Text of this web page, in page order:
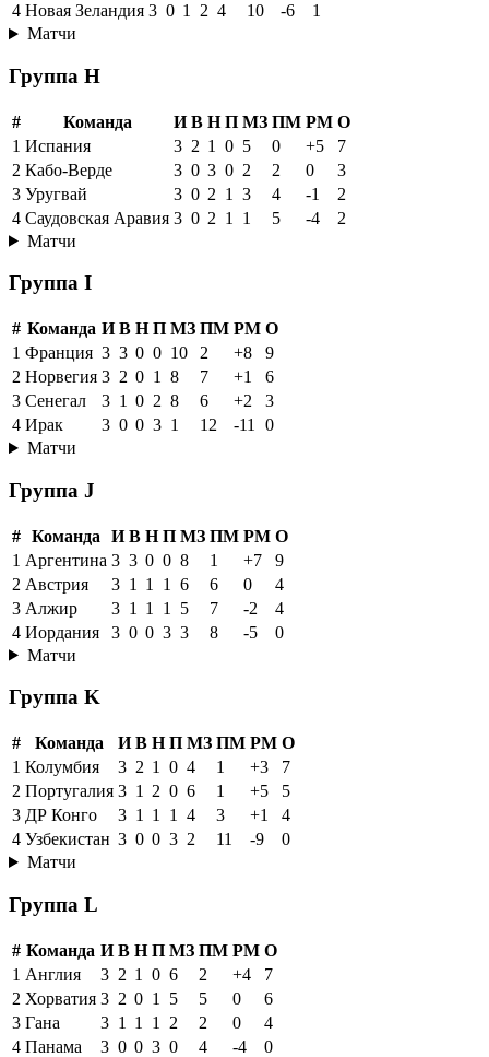
4 Новая Зеландия 3 0 1 2 4 10 -6
1
Матчи
Группа H
# Команда И В Н П МЗ ПМ РМ О
1 Испания 3 2 1 0 5 0 +5
7
2 Кабо-Верде 3 0 3 0 2 2 0
3
3 Уругвай 3 0 2 1 3 4 -1
2
4 Саудовская Аравия 3 0 2 1 1 5 -4
2
Матчи
Группа I
# Команда И В Н П МЗ ПМ РМ О
1 Франция 3 3 0 0 10 2 +8
9
2 Норвегия 3 2 0 1 8 7 +1
6
3 Сенегал 3 1 0 2 8 6 +2
3
4 Ирак 3 0 0 3 1 12 -11
0
Матчи
Группа J
# Команда И В Н П МЗ ПМ РМ О
1 Аргентина 3 3 0 0 8 1 +7
9
2 Австрия 3 1 1 1 6 6 0
4
3 Алжир 3 1 1 1 5 7 -2
4
4 Иордания 3 0 0 3 3 8 -5
0
Матчи
Группа K
# Команда И В Н П МЗ ПМ РМ О
1 Колумбия 3 2 1 0 4 1 +3
7
2 Португалия 3 1 2 0 6 1 +5
5
3 ДР Конго 3 1 1 1 4 3 +1
4
4 Узбекистан 3 0 0 3 2 11 -9
0
Матчи
Группа L
# Команда И В Н П МЗ ПМ РМ О
1 Англия 3 2 1 0 6 2 +4
7
2 Хорватия 3 2 0 1 5 5 0
6
3 Гана 3 1 1 1 2 2 0
4
4 Панама 3 0 0 3 0 4 -4
0